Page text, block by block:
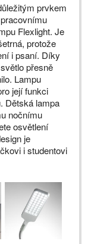
prvkem
Flexlight. Je
protože
i psaní. Díky
přesně
Lampu
její funkci
Dětská lampa
nočnímu
osvětlení
je
i studentovi